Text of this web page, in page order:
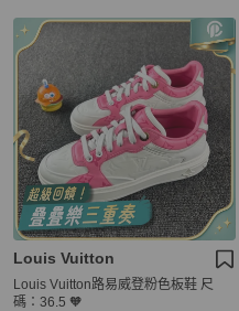
Louis Vuitton
Louis Vuitton路易威登粉色板鞋 尺
碼：36.5 🧡